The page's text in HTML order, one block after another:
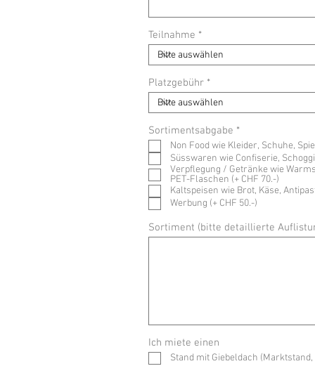
Teilnahme
Platzgebühr
Sortimentsabgabe *P
f
l
i
c
h
t
f
l
d
Non Food wie Kleider, Schuhe,
Süsswaren wie Confiserie,
Verpflegung / Getränke wie
PET-Flaschen (+ CHF 70.-)
Kaltspeisen wie Brot, Käse,
Werbung (+ CHF 50.-)
Sortiment (bitte detaillierte
Ich miete einen
Stand mit Giebeldach (Marktstand,